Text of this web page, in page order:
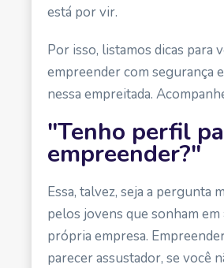
está por vir.
Por isso, listamos dicas para
empreender com segurança
nessa empreitada.
"Tenho perfil
empreender?"
Essa, talvez, seja a pergunta
pelos jovens que sonham em
própria empresa.
parecer assustador, se você